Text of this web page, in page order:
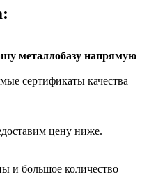
металлобазу напрямую
сертификаты качества
цену ниже.
и большое количество